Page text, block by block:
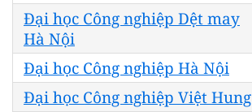
Đại học Công nghiệp Dệt may
Hà Nội
Đại học Công nghiệp Hà Nội
Đại học Công nghiệp Việt Hung